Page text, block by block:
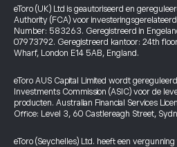
eToro (UK) Ltd is geautoriseerd en
Authority (FCA) voor
Number: 583263. Geregistreerd in
07973792. Geregistreerd kantoor: 24th
Wharf, London E14 5AB, England.
eToro AUS Capital Limited wordt
Investments Commission (ASIC) voor de
producten. Australian Financial Services
Office: Level 3, 60 Castlereagh Street,
eToro (Seychelles) Ltd. heeft een